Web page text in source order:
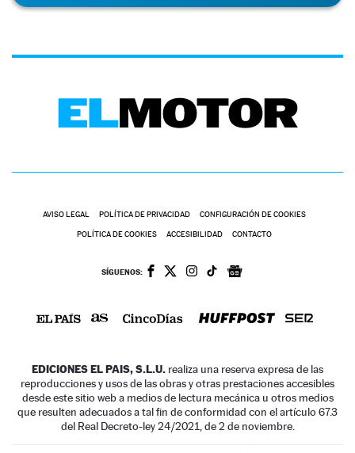
AVISO LEGAL POLÍTICA DE PRIVACIDAD CONFIGURACIÓN DE COOKIES
POLÍTICA DE COOKIES ACCESIBILIDAD CONTACTO
SÍGUENOS:
EDICIONES EL PAIS, S.L.U. realiza una reserva expresa de las
reproducciones y usos de las obras y otras prestaciones accesibles
desde este sitio web a medios de lectura mecánica u otros medios
que resulten adecuados a tal fin de conformidad con el artículo 67.3
del Real Decreto-ley 24/2021, de 2 de noviembre.